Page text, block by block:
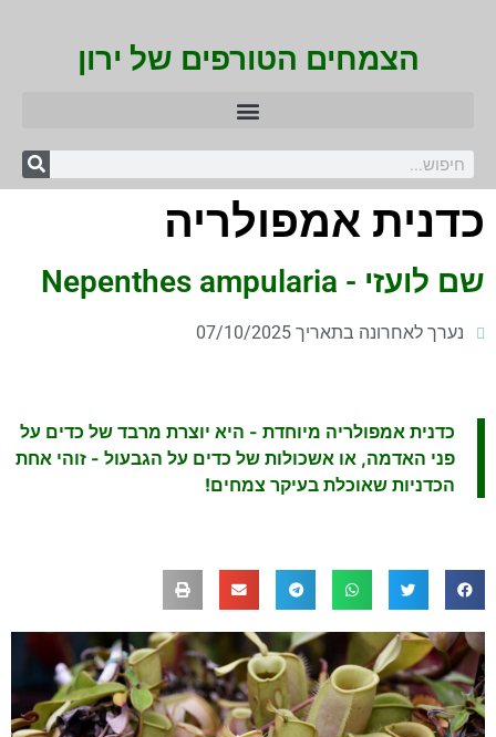
הצמחים הטורפים של ירון
כדנית אמפולריה
שם לועזי - Nepenthes ampularia
נערך לאחרונה בתאריך 07/10/2025
כדנית אמפולריה מיוחדת - היא יוצרת מרבד של כדים על
פני האדמה, או אשכולות של כדים על הגבעול - זוהי אחת
הכדניות שאוכלת בעיקר צמחים!